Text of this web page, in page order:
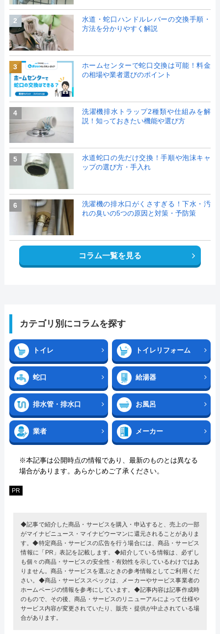
2
水道・蛇口ハンドルレバーの交換手順・
方法を分かりやすく解説
3
ホームセンターで蛇口交換は可能！料金
の相場や業者選びのポイント
4
洗濯機排水トラップ2種類や仕組みを解
説！知っておきたい機能や選び方
5
水道蛇口の先だけ交換！手順や泡沫キャ
ップの選び方・手入れ
6
洗濯機の排水口がくさすぎる！下水・汚
れの臭いの5つの原因と対策・予防策
コラム一覧を見る
カテゴリ別にコラムを探す
トイレ トイレリフォーム
蛇口 給湯器
排水管・排水口 お風呂
業者 メーカー
※本記事は公開時点の情報であり、最新のものとは異なる
場合があります。あらかじめご了承ください。
PR
◆記事で紹介した商品・サービスを購入・申込すると、売上の一部
がマイナビニュース・マイナビウーマンに還元されることがありま
す。◆特定商品・サービスの広告を行う場合には、商品・サービス
情報に「PR」表記を記載します。◆紹介している情報は、必ずし
も個々の商品・サービスの安全性・有効性を示しているわけではあ
りません。商品・サービスを選ぶときの参考情報としてご利用くだ
さい。◆商品・サービススペックは、メーカーやサービス事業者の
ホームページの情報を参考にしています。◆記事内容は記事作成時
のもので、その後、商品・サービスのリニューアルによって仕様や
サービス内容が変更されていたり、販売・提供が中止されている場
合があります。